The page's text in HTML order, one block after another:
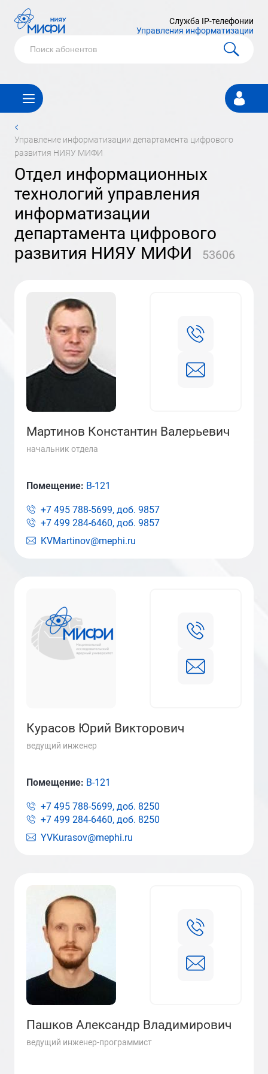
Служба IP-телефонии
Управления информатизации
Личный
кабинет
<
управление информатизации департамента цифрового
развития НИЯУ МИФИ
отдел информационных
технологий управления
информатизации
департамента цифрового
развития НИЯУ МИФИ
53606
Мартинов Константин Валерьевич
начальник отдела
KVMartinov@mephi.ru
Помещение: В-121
+7 495 788-5699, доб. 9857
+7 499 284-6460, доб. 9857
Курасов Юрий Викторович
ведущий инженер
YVKurasov@mephi.ru
Помещение: В-121
+7 495 788-5699, доб. 8250
+7 499 284-6460, доб. 8250
Пашков Александр Владимирович
ведущий инженер-программист